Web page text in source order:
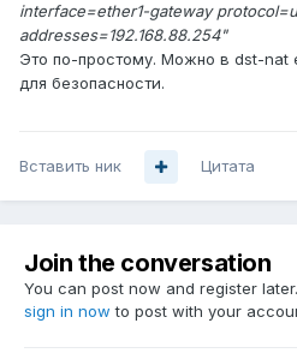
interface=ether1-gateway
addresses=192.168.88.254"
Это по-простому. Можно в dst-nat
для безопасности.
Вставить ник Цитата
Join the conversation
You can post now and register
sign in now to post with your